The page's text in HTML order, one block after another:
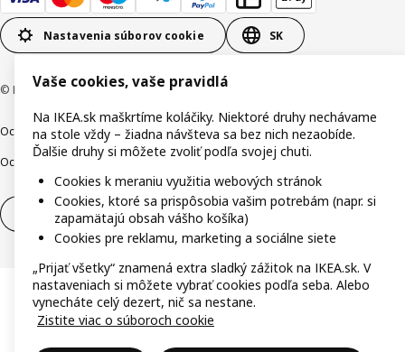
Nastavenia súborov cookie SK
© Inter IKEA Systems B.V. 1999-2026
Ochrana osobných údajovCookiesZodpovedné odhalenie
Ochrana Oznamovateľov
Digitálna prístupnosť
Odstúpenie od zmluvy Odstúpenie od zmluvy (služby)
Vaše cookies, vaše pravidlá
Na IKEA.sk maškrtíme koláčiky. Niektoré druhy nechávame
na stole vždy – žiadna návšteva sa bez nich nezaobíde.
Ďalšie druhy si môžete zvoliť podľa svojej chuti.
Cookies k meraniu využitia webových stránok
Cookies, ktoré sa prispôsobia vašim potrebám (napr. si
zapamätajú obsah vášho košíka)
Cookies pre reklamu, marketing a sociálne siete
„Prijať všetky“ znamená extra sladký zážitok na IKEA.sk. V
nastaveniach si môžete vybrať cookies podľa seba. Alebo
vynecháte celý dezert, nič sa nestane.
Zistite viac o súboroch cookie